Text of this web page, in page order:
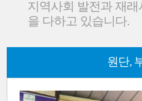
지역사회 발전과 재
을 다하고 있습니다.
원단,